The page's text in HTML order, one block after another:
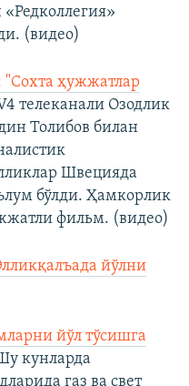
(видео)
ҳужжатлар
телеканали Озодлик
Толибов билан
Швецияда
бўлди. Ҳамкорлик
фильм. (видео)
йўлни
йўл тўсишга
кунларда
газ ва свет